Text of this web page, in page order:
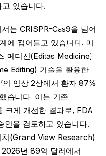
있습니다.
는 CRISPR-Cas9을 넘어
에 접어들고 있습니다. 매
메디신(Editas Medicine)
Editing) 기술을 활용한
의 임상 2상에서 환자 87%
습니다. 이는 기존
크게 개선한 결과로, FDA
인을 검토하고 있습니다.
(Grand View Research)
년 89억 달러에서